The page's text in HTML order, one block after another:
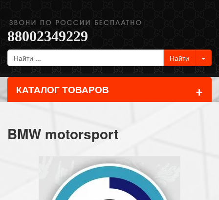
88002349229
КАТАЛОГ ТОВАРОВ +
BMW motorsport